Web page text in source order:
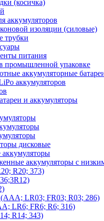
(косичка)
аккумуляторов
изоляции (силовые)
трубки
питания
промышленной упаковке
аккумуляторные
аккумуляторов
и аккумуляторы
дисковые
аккумуляторы с
R20; 373)
LR03; FR03; R03; 286)
LR6; FR6; R6; 316)
R14; 343)